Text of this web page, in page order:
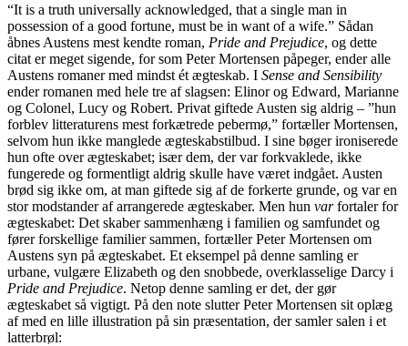
“It is a truth universally acknowledged, that a single man in
possession of a good fortune, must be in want of a wife.” Sådan
åbnes Austens mest kendte roman, Pride and Prejudice, og dette
citat er meget sigende, for som Peter Mortensen påpeger, ender alle
Austens romaner med mindst ét ægteskab. I Sense and Sensibility
ender romanen med hele tre af slagsen: Elinor og Edward, Marianne
og Colonel, Lucy og Robert. Privat giftede Austen sig aldrig – ”hun
forblev litteraturens mest forkætrede pebermø,” fortæller Mortensen,
selvom hun ikke manglede ægteskabstilbud. I sine bøger ironiserede
hun ofte over ægteskabet; især dem, der var forkvaklede, ikke
fungerede og formentligt aldrig skulle have været indgået. Austen
brød sig ikke om, at man giftede sig af de forkerte grunde, og var en
stor modstander af arrangerede ægteskaber. Men hun varfortaler for
ægteskabet: Det skaber sammenhæng i familien og samfundet og
fører forskellige familier sammen, fortæller Peter Mortensen om
Austens syn på ægteskabet. Et eksempel på denne samling er
urbane, vulgære Elizabeth og den snobbede, overklasselige Darcy i
Pride and Prejudice. Netop denne samling er det, der gør
ægteskabet så vigtigt. På den note slutter Peter Mortensen sit oplæg
af med en lille illustration på sin præsentation, der samler salen i et
latterbrøl: